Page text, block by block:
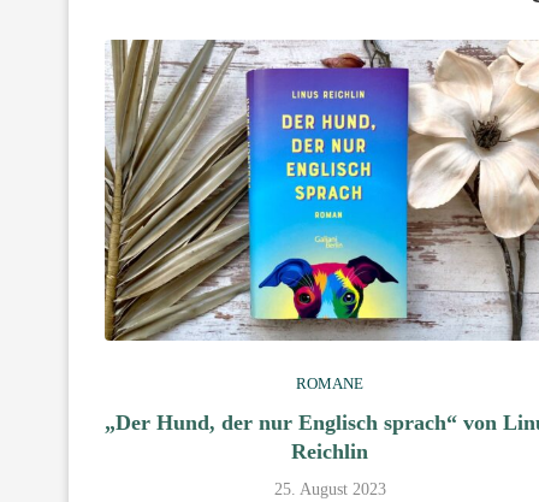
ROMANE
„Der Hund, der nur Englisch sprach“ von
Reichlin
25. August 2023